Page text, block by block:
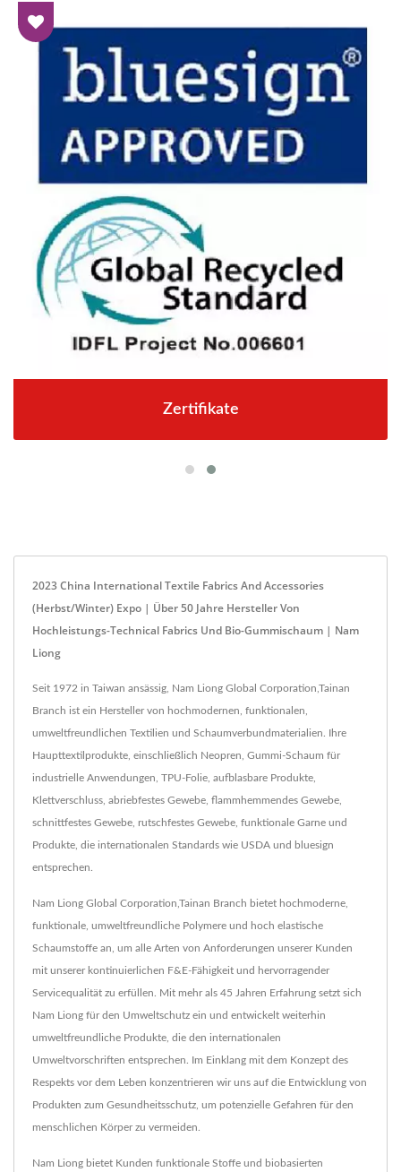
Zertifikate
2023 China International Textile Fabrics And Accessories
(Herbst/Winter) Expo | Über 50 Jahre Hersteller Von
Hochleistungs-Technical Fabrics Und Bio-Gummischaum | Nam
Liong
Seit 1972 in Taiwan ansässig, Nam Liong Global Corporation,Tainan
Branch ist ein Hersteller von hochmodernen, funktionalen,
umweltfreundlichen Textilien und Schaumverbundmaterialien. Ihre
Haupttextilprodukte, einschließlich Neopren, Gummi-Schaum für
industrielle Anwendungen, TPU-Folie, aufblasbare Produkte,
Klettverschluss, abriebfestes Gewebe, flammhemmendes Gewebe,
schnittfestes Gewebe, rutschfestes Gewebe, funktionale Garne und
Produkte, die internationalen Standards wie USDA und bluesign
entsprechen.
Nam Liong Global Corporation,Tainan Branch bietet hochmoderne,
funktionale, umweltfreundliche Polymere und hoch elastische
Schaumstoffe an, um alle Arten von Anforderungen unserer Kunden
mit unserer kontinuierlichen F&E-Fähigkeit und hervorragender
Servicequalität zu erfüllen. Mit mehr als 45 Jahren Erfahrung setzt sich
Nam Liong für den Umweltschutz ein und entwickelt weiterhin
umweltfreundliche Produkte, die den internationalen
Umweltvorschriften entsprechen. Im Einklang mit dem Konzept des
Respekts vor dem Leben konzentrieren wir uns auf die Entwicklung von
Produkten zum Gesundheitsschutz, um potenzielle Gefahren für den
menschlichen Körper zu vermeiden.
Nam Liong bietet Kunden funktionale Stoffe und biobasierten